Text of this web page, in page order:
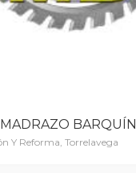
BARQUÍN
Y Reforma, Torrelavega